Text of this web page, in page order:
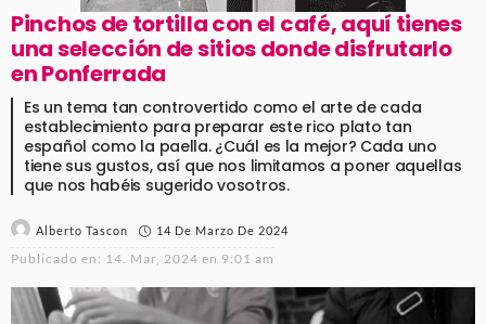
Pinchos de tortilla con el café, aquí tienes
una selección de sitios donde disfrutarlo
en Ponferrada
Es un tema tan controvertido como el arte de cada
establecimiento para preparar este rico plato tan
español como la paella. ¿Cuál es la mejor? Cada uno
tiene sus gustos, así que nos limitamos a poner aquellas
que nos habéis sugerido vosotros.
Alberto Tascon 14 De Marzo De 2024
Publicado en: 14. Mar, 2024 en 9:01 am